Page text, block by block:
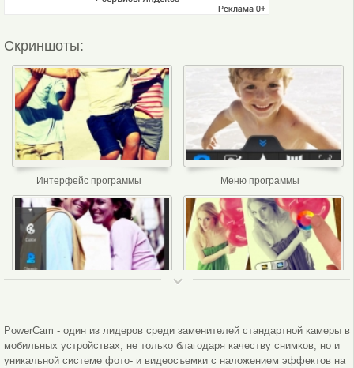
Скриншоты:
Интерфейс программы Меню программы
PowerCam - один из лидеров среди заменителей стандартной камеры в
мобильных устройствах, не только благодаря качеству снимков, но и
уникальной системе фото- и видеосъемки с наложением эффектов на